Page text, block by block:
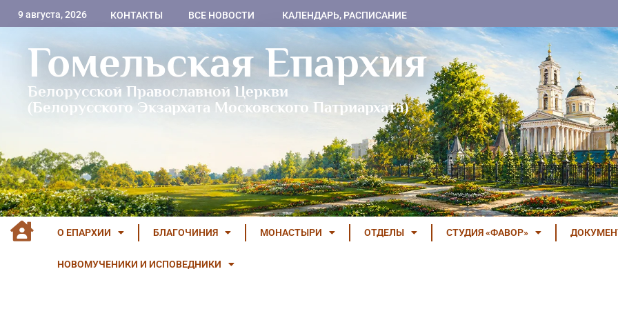
9 августа, 2026 КОНТАКТЫ ВСЕ НОВОСТИ КАЛЕНДАРЬ, РАСПИСАНИЕ
Гомельская Епархия
Белорусской Православной Церкви
(Белорусского Экзархата Московского Патриархата)
О ЕПАРХИИ БЛАГОЧИНИЯ МОНАСТЫРИ ОТДЕЛЫ СТУДИЯ «ФАВОР»
НОВОМУЧЕНИКИ И ИСПОВЕДНИКИ